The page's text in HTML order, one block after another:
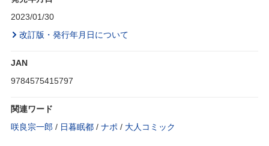
2023/01/30
改訂版・発行年月日について
JAN
9784575415797
関連ワード
咲良宗一郎 / 日暮眠都 / ナポ / 大人コミック